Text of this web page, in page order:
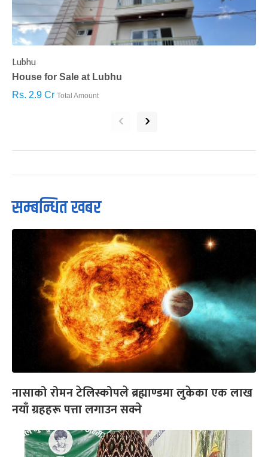
Lubhu
House for Sale at Lubhu
Rs. 2.9 Cr Total Amount
‹ ›
सम्बन्धित खबर
नासाको रोमन टेलिस्कोपले ब्रह्माण्डमा लुकेका एक लाख
नयाँ ग्रहहरू पत्ता लगाउन सक्ने